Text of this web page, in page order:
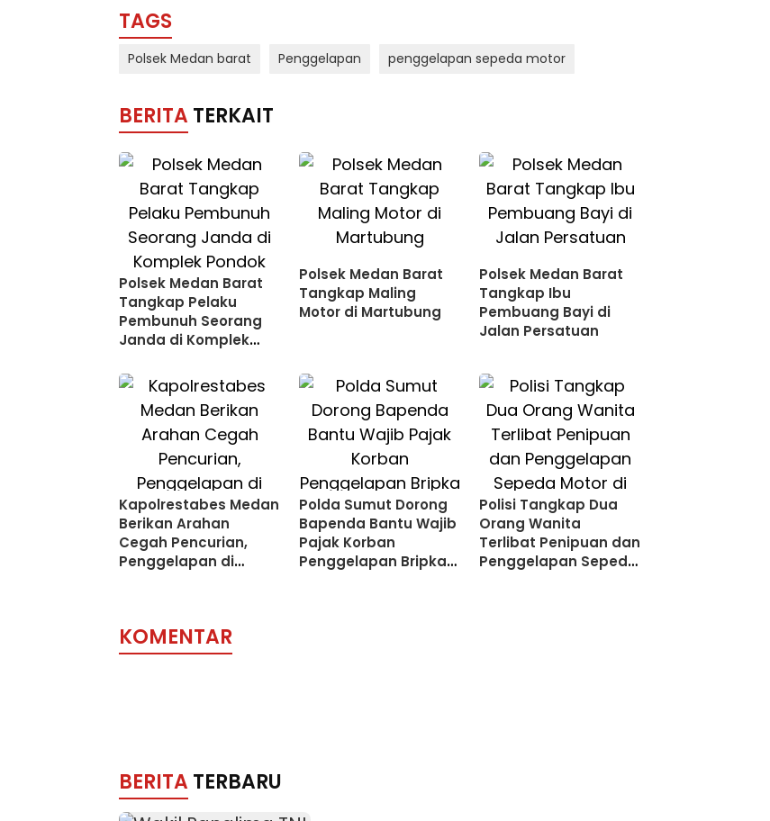
TAGS
Polsek Medan barat Penggelapan penggelapan sepeda motor
BERITA TERKAIT
Polsek Medan Barat
Tangkap Pelaku
Pembunuh Seorang
Janda di Komplek
Polsek Medan Barat
Tangkap Maling
Motor di Martubung
Polsek Medan Barat
Tangkap Ibu
Pembuang Bayi di
Jalan Persatuan
Kapolrestabes Medan
Berikan Arahan
Cegah Pencurian,
Penggelapan di
Polda Sumut Dorong
Bapenda Bantu Wajib
Pajak Korban
Penggelapan Bripka
Polisi Tangkap Dua
Orang Wanita
Terlibat Penipuan dan
Penggelapan Sepeda
KOMENTAR
BERITA TERBARU